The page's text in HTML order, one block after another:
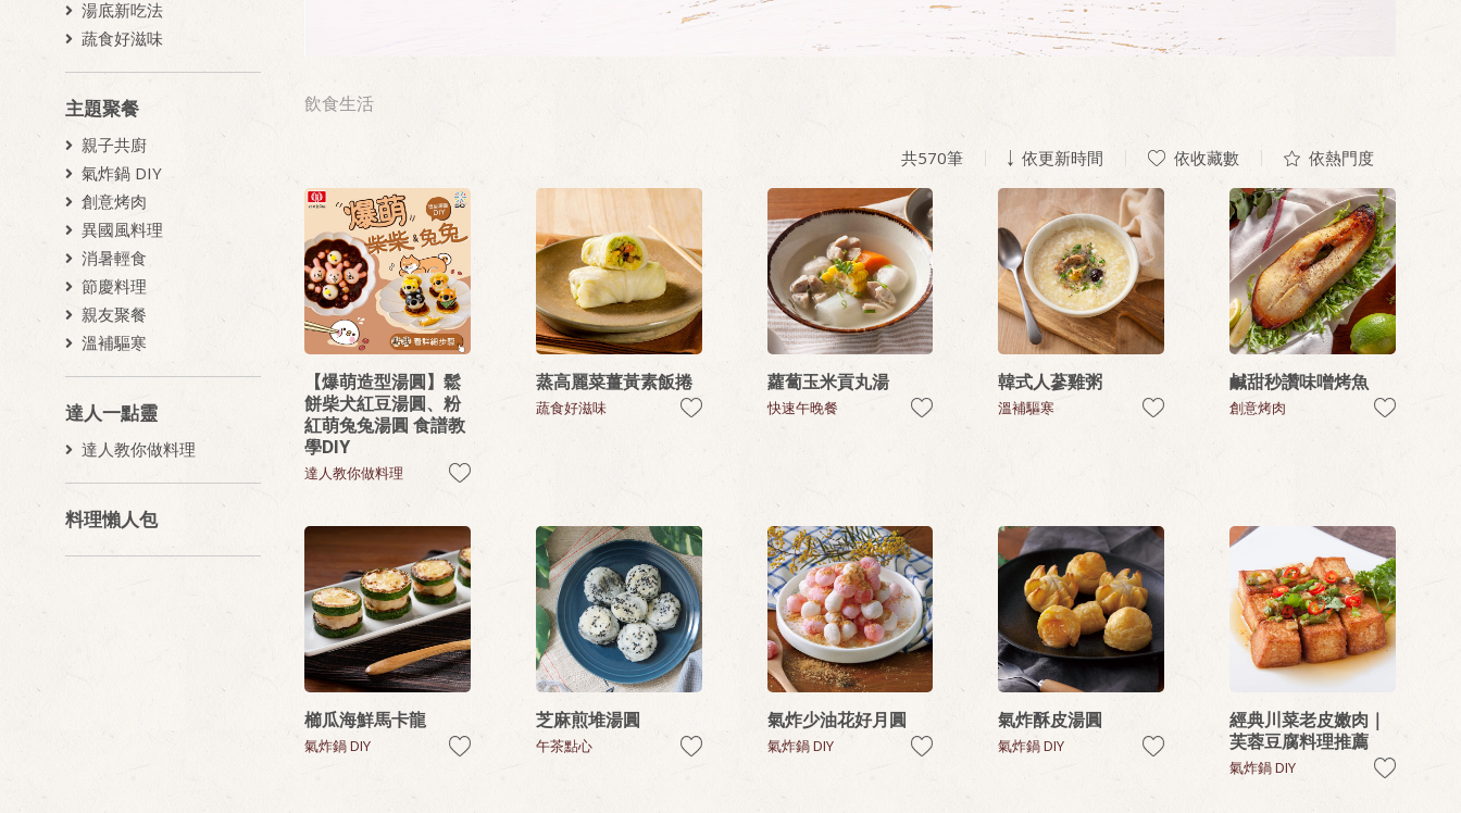
湯底新吃法
蔬食好滋味
主題聚餐
親子共廚
氣炸鍋 DIY
創意烤肉
異國風料理
消暑輕食
節慶料理
親友聚餐
溫補驅寒
達人一點靈
達人教你做料理
料理懶人包
飲食生活
共570筆 依更新時間 依收藏數 依熱門度
【爆萌造型湯圓】鬆
餅柴犬紅豆湯圓、粉
紅萌兔兔湯圓 食譜教
學DIY
達人教你做料理
蒸高麗菜薑黃素飯捲
蔬食好滋味
蘿蔔玉米貢丸湯
快速午晚餐
韓式人蔘雞粥
溫補驅寒
鹹甜秒讚味噌烤魚
創意烤肉
櫛瓜海鮮馬卡龍
氣炸鍋 DIY
芝麻煎堆湯圓
午茶點心
氣炸少油花好月圓
氣炸鍋 DIY
氣炸酥皮湯圓
氣炸鍋 DIY
經典川菜老皮嫩肉｜
芙蓉豆腐料理推薦
氣炸鍋 DIY